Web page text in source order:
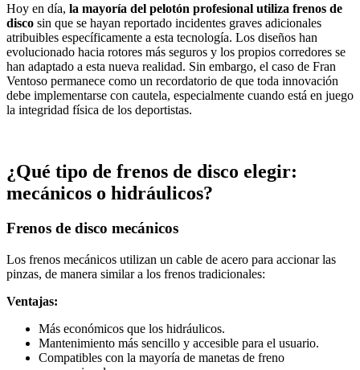
Hoy en día, la mayoría del pelotón profesional utiliza frenos de
disco sin que se hayan reportado incidentes graves adicionales
atribuibles específicamente a esta tecnología. Los diseños han
evolucionado hacia rotores más seguros y los propios corredores se
han adaptado a esta nueva realidad. Sin embargo, el caso de Fran
Ventoso permanece como un recordatorio de que toda innovación
debe implementarse con cautela, especialmente cuando está en juego
la integridad física de los deportistas.
¿Qué tipo de frenos de disco elegir:
mecánicos o hidráulicos?
Frenos de disco mecánicos
Los frenos mecánicos utilizan un cable de acero para accionar las
pinzas, de manera similar a los frenos tradicionales:
Ventajas:
Más económicos que los hidráulicos.
Mantenimiento más sencillo y accesible para el usuario.
Compatibles con la mayoría de manetas de freno